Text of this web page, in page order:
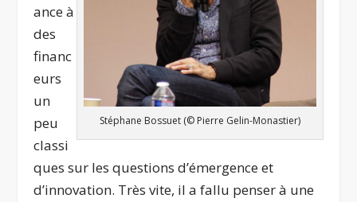
Stéphane Bossuet (© Pierre Gelin-Monastier)
ance à
des
financ
eurs
un
peu
classi
ques sur les questions d’émergence et
d’innovation. Très vite, il a fallu penser à une